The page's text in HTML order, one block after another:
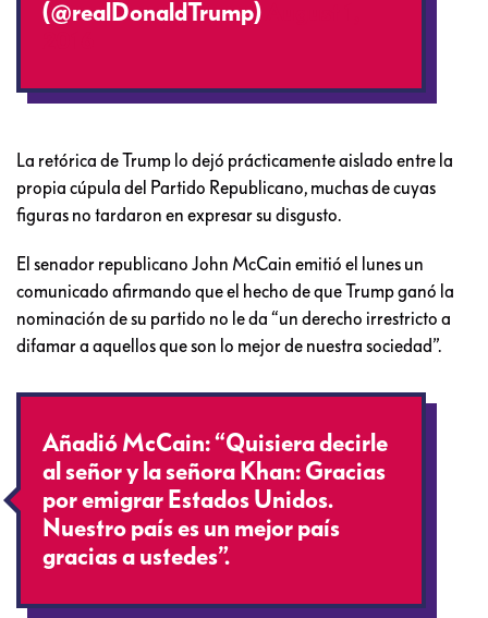
(@realDonaldTrump)
La retórica de Trump lo dejó prácticamente aislado entre la
propia cúpula del Partido Republicano, muchas de cuyas
figuras no tardaron en expresar su disgusto.
El senador republicano John McCain emitió el lunes un
comunicado afirmando que el hecho de que Trump ganó la
nominación de su partido no le da “un derecho irrestricto a
difamar a aquellos que son lo mejor de nuestra sociedad”.
Añadió McCain: “Quisiera decirle
al señor y la señora Khan: Gracias
por emigrar Estados Unidos.
Nuestro país es un mejor país
gracias a ustedes”.